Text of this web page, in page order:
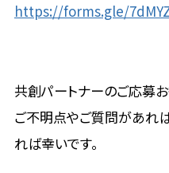
https://forms.gle/
共創パートナーのご応募お
ご不明点やご質問があれ
れば幸いです。